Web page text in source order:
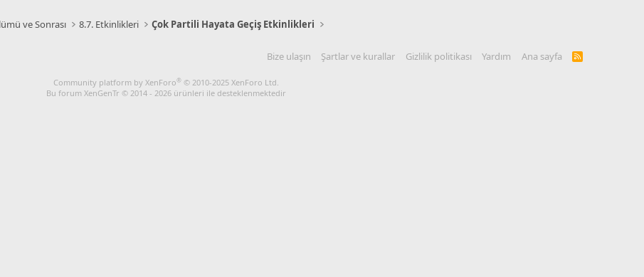
ve Sonrası 8.7. Etkinlikleri Çok Partili Hayata Geçiş Etkinlikleri
Bize ulaşın Şartlar ve kurallar Gizlilik politikası Yardım Ana sayfa
R
Community platform by XenForo® © 2010-2025 XenForo Ltd.
Bu forum XenGenTr © 2014 - 2026 ürünleri ile desteklenmektedir